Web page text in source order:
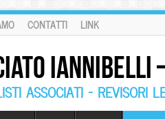
CONTATTI LINK
ASSOCIATI – REVISORI